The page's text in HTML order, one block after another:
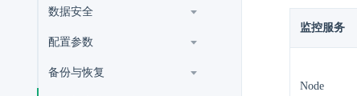
数据安全
配置参数
备份与恢复
监控服务
Node